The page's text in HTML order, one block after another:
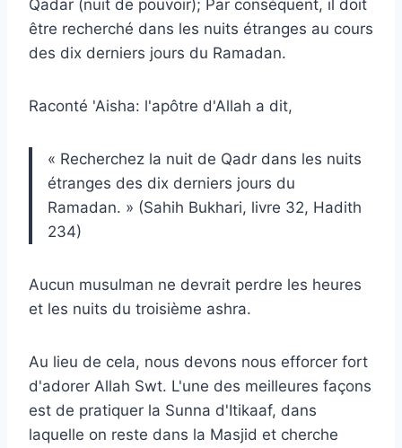
Qadar (nuit de pouvoir); Par conséquent, il doit
être recherché dans les nuits étranges au cours
des dix derniers jours du Ramadan.
Raconté 'Aisha: l'apôtre d'Allah a dit,
« Recherchez la nuit de Qadr dans les nuits
étranges des dix derniers jours du
Ramadan. » (Sahih Bukhari, livre 32, Hadith
234)
Aucun musulman ne devrait perdre les heures
et les nuits du troisième ashra.
Au lieu de cela, nous devons nous efforcer fort
d'adorer Allah Swt. L'une des meilleures façons
est de pratiquer la Sunna d'Itikaaf, dans
laquelle on reste dans la Masjid et cherche